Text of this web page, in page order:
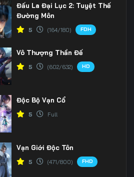
Đấu La Đại Lục 2: Tuyệt Thế
Đường Môn
5 (164/180) FDH
Vô Thượng Thần Đế
5 (602/632) HD
Độc Bộ Vạn Cổ
5 Full
Vạn Giới Độc Tôn
5 (471/800) FHD